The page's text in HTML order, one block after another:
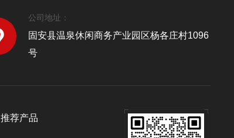
公司地址：
固安县温泉休闲商务产业园区杨各庄村1096
号
推荐产品